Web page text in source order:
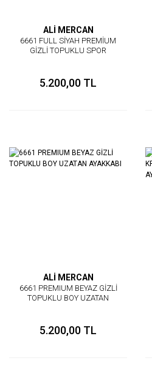
ALİ MERCAN
6661 FULL SİYAH PREMİUM
GİZLİ TOPUKLU SPOR
5.200,00 TL
ALİ MERCAN
6661 PREMIUM BEYAZ GİZLİ
TOPUKLU BOY UZATAN
5.200,00 TL